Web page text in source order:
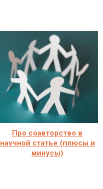
Про соавторство в
научной статье (плюсы и
минусы)